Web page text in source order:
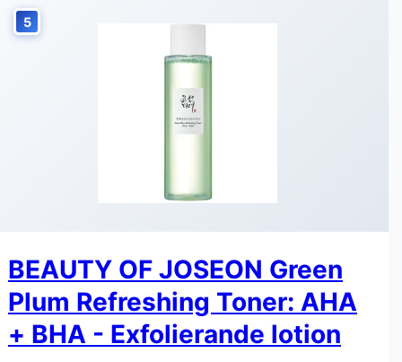
5
BEAUTY OF JOSEON Green
Plum Refreshing Toner: AHA
+ BHA - Exfolierande lotion